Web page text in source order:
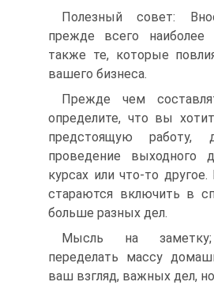
Полезный совет:
прежде всего
также те, которые
вашего бизнеса.
Прежде чем
определите, что вы
предстоящую работу,
проведение выходного
курсах или что-то
стараются включить в
больше разных дел.
Мысль на
переделать массу
ваш взгляд, важных дел,